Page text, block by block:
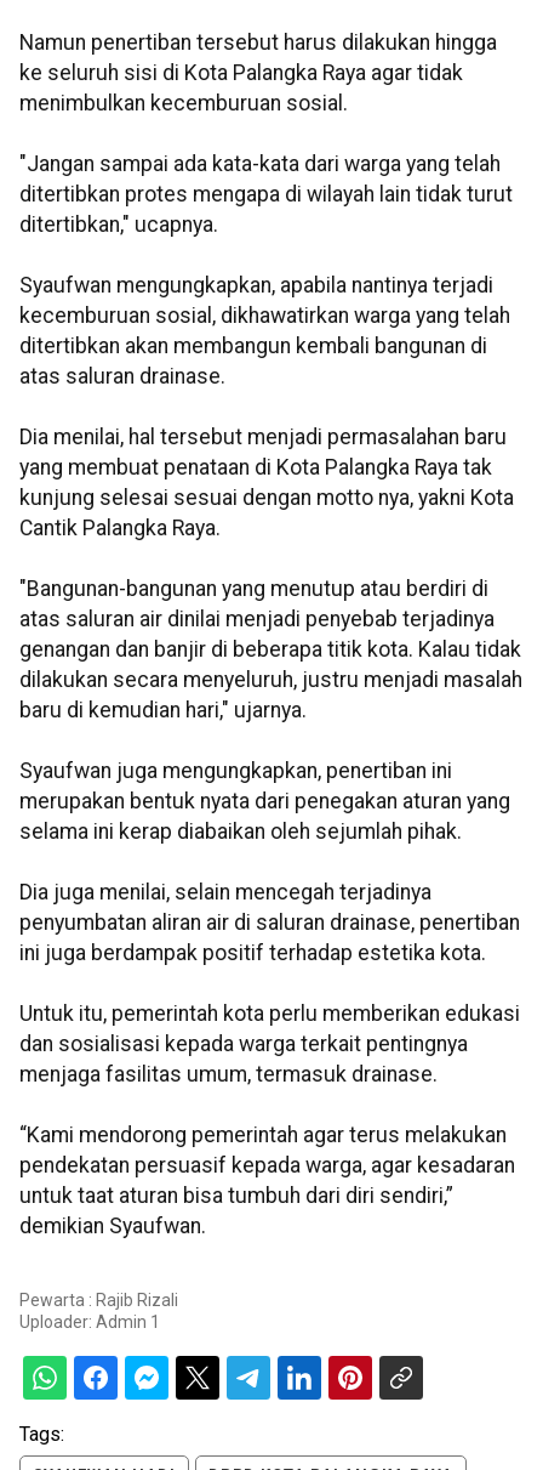
Namun penertiban tersebut harus dilakukan hingga
ke seluruh sisi di Kota Palangka Raya agar tidak
menimbulkan kecemburuan sosial.
"Jangan sampai ada kata-kata dari warga yang telah
ditertibkan protes mengapa di wilayah lain tidak turut
ditertibkan," ucapnya.
Syaufwan mengungkapkan, apabila nantinya terjadi
kecemburuan sosial, dikhawatirkan warga yang telah
ditertibkan akan membangun kembali bangunan di
atas saluran drainase.
Dia menilai, hal tersebut menjadi permasalahan baru
yang membuat penataan di Kota Palangka Raya tak
kunjung selesai sesuai dengan motto nya, yakni Kota
Cantik Palangka Raya.
"Bangunan-bangunan yang menutup atau berdiri di
atas saluran air dinilai menjadi penyebab terjadinya
genangan dan banjir di beberapa titik kota. Kalau tidak
dilakukan secara menyeluruh, justru menjadi masalah
baru di kemudian hari," ujarnya.
Syaufwan juga mengungkapkan, penertiban ini
merupakan bentuk nyata dari penegakan aturan yang
selama ini kerap diabaikan oleh sejumlah pihak.
Dia juga menilai, selain mencegah terjadinya
penyumbatan aliran air di saluran drainase, penertiban
ini juga berdampak positif terhadap estetika kota.
Untuk itu, pemerintah kota perlu memberikan edukasi
dan sosialisasi kepada warga terkait pentingnya
menjaga fasilitas umum, termasuk drainase.
“Kami mendorong pemerintah agar terus melakukan
pendekatan persuasif kepada warga, agar kesadaran
untuk taat aturan bisa tumbuh dari diri sendiri,”
demikian Syaufwan.
Pewarta : Rajib Rizali
Uploader: Admin 1
Tags: